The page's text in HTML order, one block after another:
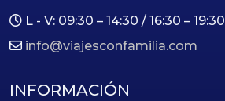
L - V: 09:30 – 14:30 / 16:30 – 19:30
info@viajesconfamilia.com
INFORMACIÓN